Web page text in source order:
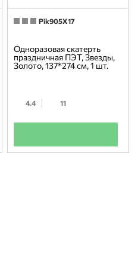
Pik905X17
Одноразовая скатерть
праздничная ПЭТ, Звезды,
Золото, 137*274 см, 1 шт.
4.4 11